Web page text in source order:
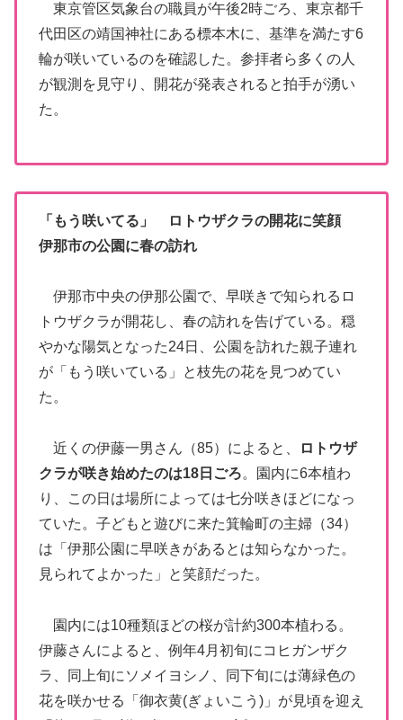
東京管区気象台の職員が午後2時ごろ、東京都千
代田区の靖国神社にある標本木に、基準を満たす6
輪が咲いているのを確認した。参拝者ら多くの人
が観測を見守り、開花が発表されると拍手が湧い
た。
「もう咲いてる」 ロトウザクラの開花に笑顔
伊那市の公園に春の訪れ
伊那市中央の伊那公園で、早咲きで知られるロ
トウザクラが開花し、春の訪れを告げている。穏
やかな陽気となった24日、公園を訪れた親子連れ
が「もう咲いている」と枝先の花を見つめてい
た。
近くの伊藤一男さん（85）によると、
ロトウザ
クラが咲き始めたのは18日ごろ。園内に6本植わ
り、この日は場所によっては七分咲きほどになっ
ていた。子どもと遊びに来た箕輪町の主婦（34）
は「伊那公園に早咲きがあるとは知らなかった。
見られてよかった」と笑顔だった。
園内には10種類ほどの桜が計約300本植わる。
伊藤さんによると、例年4月初旬にコヒガンザク
ラ、同上旬にソメイヨシノ、同下旬には薄緑色の
花を咲かせる「御衣黄(ぎょいこう)」が見頃を迎え